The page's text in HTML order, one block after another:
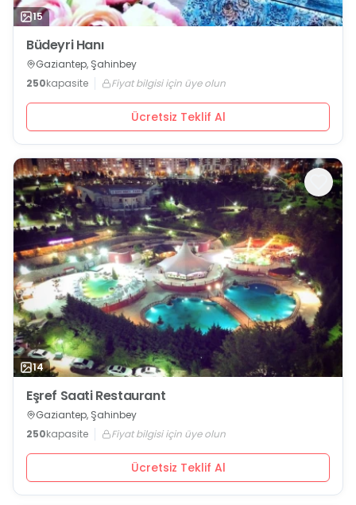
15
Büdeyri Hanı
Gaziantep, Şahinbey
250kapasite Fiyat bilgisi için üye olun
Ücretsiz Teklif Al
14
Eşref Saati Restaurant
Gaziantep, Şahinbey
250kapasite Fiyat bilgisi için üye olun
Ücretsiz Teklif Al